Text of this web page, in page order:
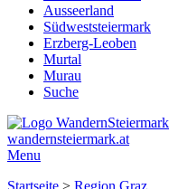
Ausseerland
Südweststeiermark
Erzberg-Leoben
Murtal
Murau
Suche
wandernsteiermark.at
Menu
Startseite > Region Graz